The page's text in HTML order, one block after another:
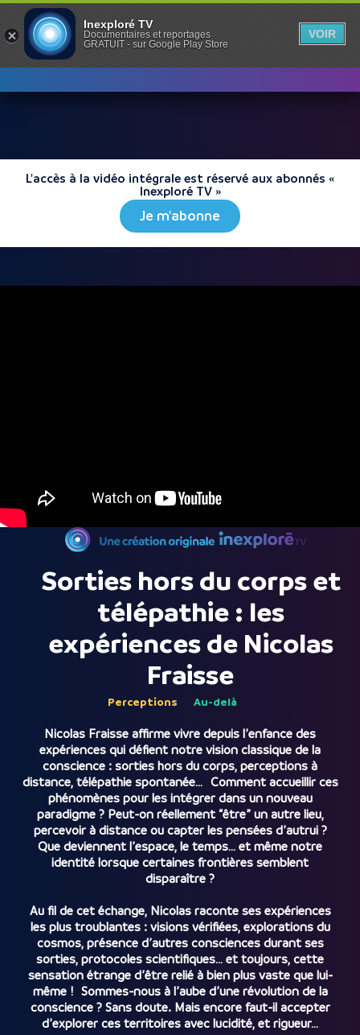
L'accès à la vidéo intégrale est réservé aux abonnés «
Inexploré TV »
Je m'abonne
Sorties hors du corps et
télépathie : les
expériences de Nicolas
Fraisse
Perceptions Au-delà
Nicolas Fraisse affirme vivre depuis l’enfance des
expériences qui défient notre vision classique de la
conscience : sorties hors du corps, perceptions à
distance, télépathie spontanée… Comment accueillir ces
phénomènes pour les intégrer dans un nouveau
paradigme ? Peut-on réellement “être” un autre lieu,
percevoir à distance ou capter les pensées d’autrui ?
Que deviennent l’espace, le temps… et même notre
identité lorsque certaines frontières semblent
disparaître ?
Au fil de cet échange, Nicolas raconte ses expériences
les plus troublantes : visions vérifiées, explorations du
cosmos, présence d’autres consciences durant ses
sorties, protocoles scientifiques… et toujours, cette
sensation étrange d’être relié à bien plus vaste que lui-
même ! Sommes-nous à l’aube d’une révolution de la
conscience ? Sans doute. Mais encore faut-il accepter
d’explorer ces territoires avec lucidité, et rigueur…
Inexploré TV
Documentaires et reportages
GRATUIT - sur Google Play Store
VOIR